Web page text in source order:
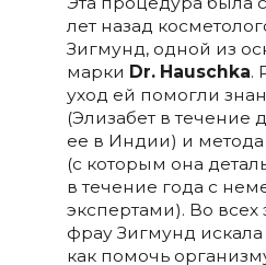
лет назад
Зигмунд, одной из
марки Dr. Hauschka.
уход ей помогли
(Элизабет в течение
ее в Индии) и
(с которым она
в течение года с
экспертами). Во всех
фрау Зигмунд искала
как помочь